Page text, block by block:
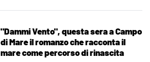
"Dammi Vento", questa sera a Campo
di Mare il romanzo che racconta il
mare come percorso di rinascita